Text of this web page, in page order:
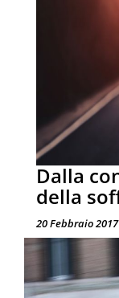
Dalla
della
20 Febbraio 2017